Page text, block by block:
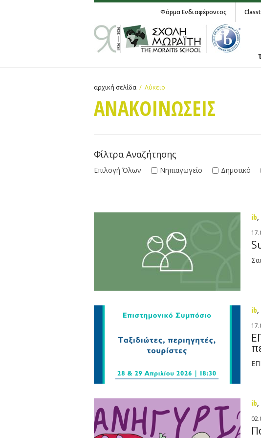
Φόρμα Ενδιαφέροντος
αρχική σελίδα Λύκειο
ΑΝΑΚΟΙΝΩΣΕΙΣ
Φίλτρα Αναζήτησης
Επιλογή Όλων Νηπιαγωγείο Δημοτικό
ib,
ib,
ib,